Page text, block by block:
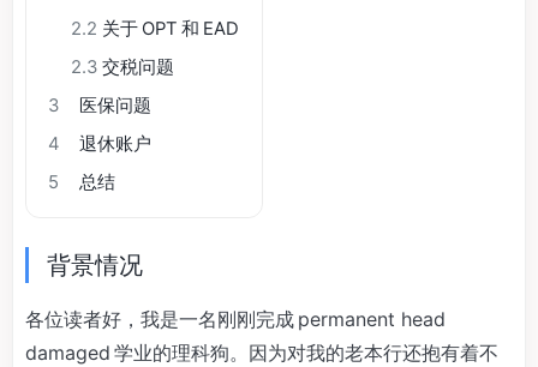
2.2 关于 OPT 和 EAD
2.3 交税问题
3
医保问题
4
退休账户
5
总结
背景情况
各位读者好，我是一名刚刚完成 permanent head
damaged 学业的理科狗。因为对我的老本行还抱有着不